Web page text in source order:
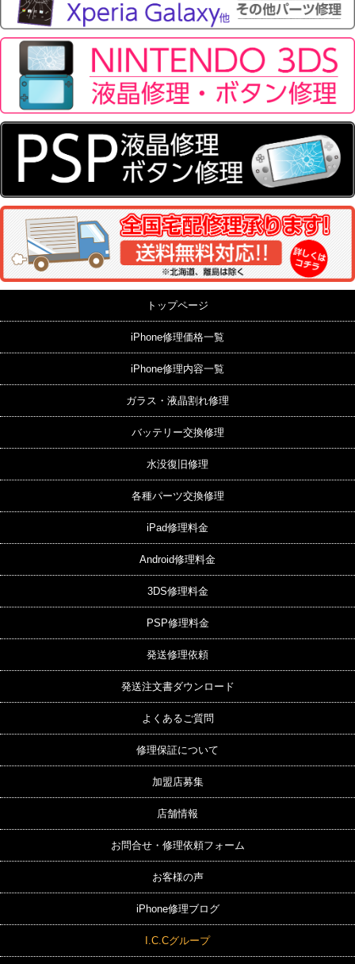
トップページ
iPhone修理価格一覧
iPhone修理内容一覧
ガラス・液晶割れ修理
バッテリー交換修理
水没復旧修理
各種パーツ交換修理
iPad修理料金
Android修理料金
3DS修理料金
PSP修理料金
発送修理依頼
発送注文書ダウンロード
よくあるご質問
修理保証について
加盟店募集
店舗情報
お問合せ・修理依頼フォーム
お客様の声
iPhone修理ブログ
I.C.Cグループ